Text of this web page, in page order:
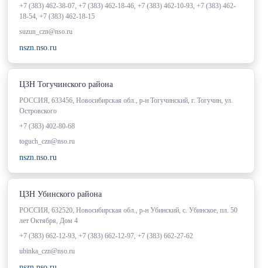
+7 (383) 462-38-07, +7 (383) 462-18-46, +7 (383) 462-10-93, +7 (383) 462-
18-54, +7 (383) 462-18-15
suzun_czn@nso.ru
nszn.nso.ru
ЦЗН Тогучинского района
РОССИЯ, 633456, Новосибирская обл., р-н Тогучинский, г. Тогучин, ул.
Островского
+7 (383) 402-80-68
toguch_czn@nso.ru
nszn.nso.ru
ЦЗН Убинского района
РОССИЯ, 632520, Новосибирская обл., р-н Убинский, с. Убинское, пл. 50
лет Октября, Дом 4
+7 (383) 662-12-93, +7 (383) 662-12-97, +7 (383) 662-27-62
ubinka_czn@nso.ru